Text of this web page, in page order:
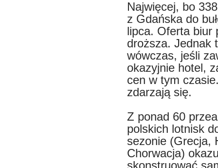
Najwięcej, bo
z Gdańska do
lipca. Oferta biur
droższa. Jednak
wówczas, jeśli
okazyjnie hotel,
cen w tym
zdarzają się.
Z ponad 60
polskich lotnisk
sezonie (Grecja,
Chorwacja)